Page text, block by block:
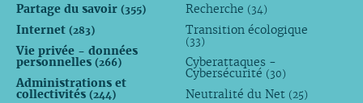
Partage du savoir (355)
Internet (283)
Vie privée - données
personnelles (266)
Administrations et
collectivités (244)
Recherche (34)
Transition écologique
(33)
Cyberattaques -
Cybersécurité (30)
Neutralité du Net (25)